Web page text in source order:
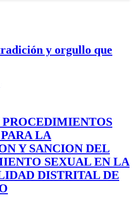
y orgullo que
PROCEDIMIENTOS
LA
Y SANCION DEL
SEXUAL EN LA
DISTRITAL DE